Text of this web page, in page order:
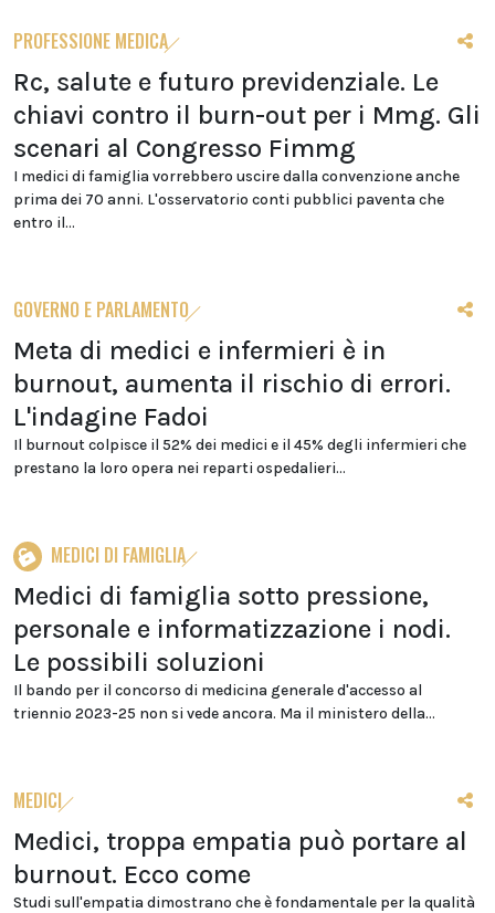
PROFESSIONE MEDICA
Rc, salute e futuro previdenziale. Le
chiavi contro il burn-out per i Mmg. Gli
scenari al Congresso Fimmg
I medici di famiglia vorrebbero uscire dalla convenzione anche
prima dei 70 anni. L'osservatorio conti pubblici paventa che
entro il...
GOVERNO E PARLAMENTO
Meta di medici e infermieri è in
burnout, aumenta il rischio di errori.
L'indagine Fadoi
Il burnout colpisce il 52% dei medici e il 45% degli infermieri che
prestano la loro opera nei reparti ospedalieri...
MEDICI DI FAMIGLIA
Medici di famiglia sotto pressione,
personale e informatizzazione i nodi.
Le possibili soluzioni
Il bando per il concorso di medicina generale d'accesso al
triennio 2023-25 non si vede ancora. Ma il ministero della...
MEDICI
Medici, troppa empatia può portare al
burnout. Ecco come
Studi sull'empatia dimostrano che è fondamentale per la qualità